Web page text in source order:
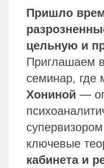
Пришло
цельную и
Приглашаем
семинар, где
Хониной —
ключевые
кабинета и